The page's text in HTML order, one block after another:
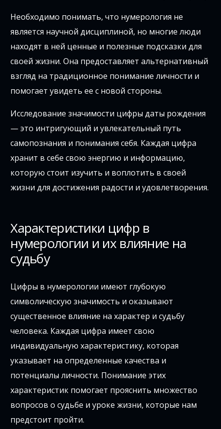
Необходимо понимать, что нумерология не
является научной дисциплиной, но многие люди
находят в ней ценные и полезные подсказки для
своей жизни. Она предоставляет альтернативный
взгляд на традиционное понимание личности и
помогает увидеть ее с новой стороны.
Исследование значимости цифры даты рождения
— это интригующий и увлекательный путь
самопознания и понимания себя. Каждая цифра
хранит в себе свою энергию и информацию,
которую стоит изучить и воплотить в своей
жизни для достижения радости и удовлетворения.
Характеристики цифр в
нумерологии и их влияние на
судьбу
Цифры в нумерологии имеют глубокую
символическую значимость и оказывают
существенное влияние на характер и судьбу
человека. Каждая цифра имеет свою
индивидуальную характеристику, которая
указывает на определенные качества и
потенциалы личности. Понимание этих
характеристик помогает прояснить множество
вопросов о судьбе и уроке жизни, которые нам
предстоит пройти.